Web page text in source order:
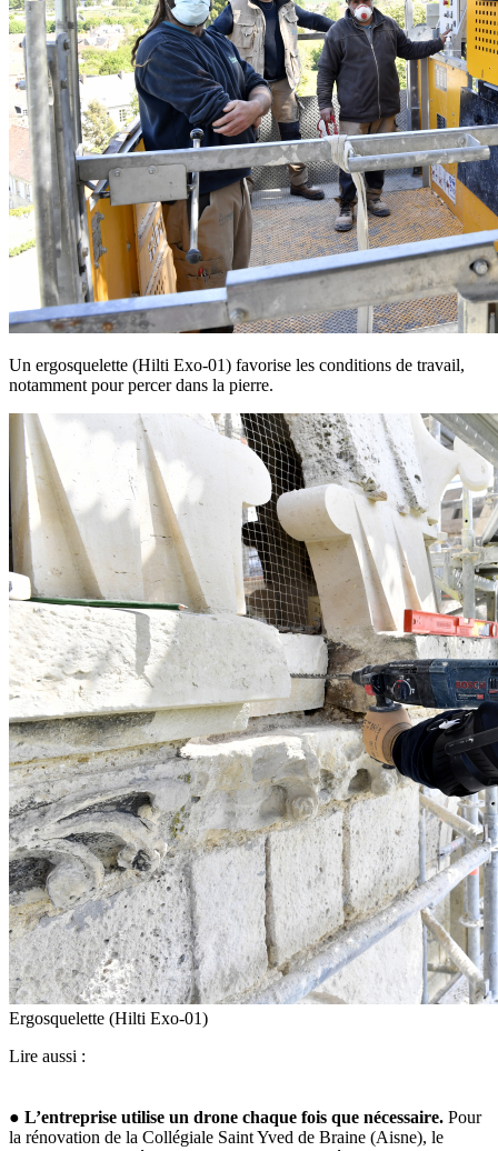
Un ergosquelette (Hilti Exo-01) favorise les conditions de travail,
notamment pour percer dans la pierre.
Ergosquelette (Hilti Exo-01)
Lire aussi :
● L’entreprise utilise un drone chaque fois que nécessaire. Pour
la rénovation de la Collégiale Saint Yved de Braine (Aisne), le